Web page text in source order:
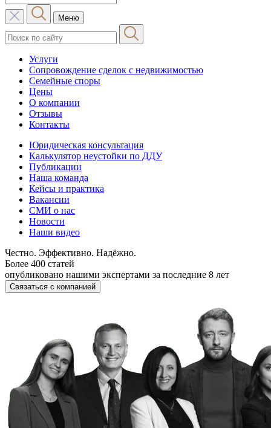
Меню
Услуги
Сопровождение сделок с недвижимостью
Семейные споры
Цены
О компании
Отзывы
Контакты
Юридическая консультация
Калькулятор неустойки по ДДУ
Публикации
Наша команда
Кейсы и практика
Вакансии
СМИ о нас
Новости
Наши видео
Честно. Эффективно. Надёжно.
Более 400 статей
опубликовано нашими экспертами за последние 8 лет
Связаться с компанией